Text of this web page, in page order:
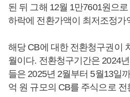
된 뒤 그해 12월 1만7601원으
하락에 전환가액이 최저조정가
해당 CB에 대한 전환청구권이
월이다. 전환청구기간은 2024
들은 2025년 2월부터 5월13일
억 원 규모의 CB를 주식으로 전